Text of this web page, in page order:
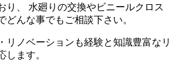
り、 水廻りの交換やビニールクロス
どんな事でもご相談下さい。
リノベーションも経験と知識豊富なリ
します。